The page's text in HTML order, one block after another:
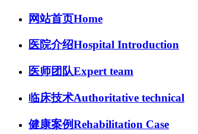
网站首页Home
医院介绍Hospital Introduction
医师团队Expert team
临床技术Authoritative technical
健康案例Rehabilitation Case